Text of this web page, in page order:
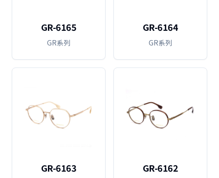
GR-6165
GR系列
GR-6164
GR系列
GR-6163 GR-6162